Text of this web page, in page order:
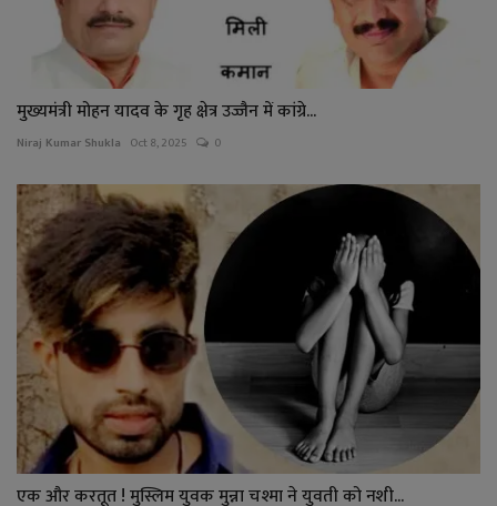
मुख्यमंत्री मोहन यादव के गृह क्षेत्र उज्जैन में कांग्रे...
Niraj Kumar Shukla Oct 8, 2025 0
एक और करतूत ! मुस्लिम युवक मुन्ना चश्मा ने युवती को नशी...